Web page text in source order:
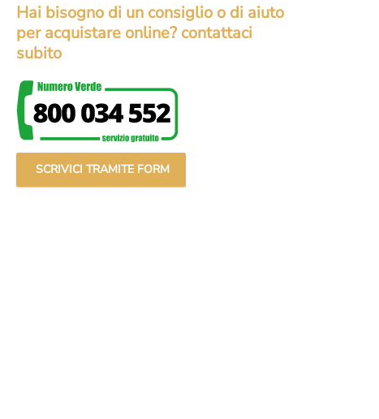
Hai bisogno di un consiglio o di aiuto
per acquistare online? contattaci
subito
SCRIVICI TRAMITE FORM